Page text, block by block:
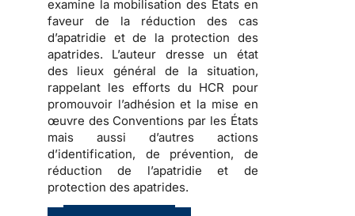
examine la mobilisation des États en
faveur de la réduction des cas
d’apatridie et de la protection des
apatrides. L’auteur dresse un état
des lieux général de la situation,
rappelant les efforts du HCR pour
promouvoir l’adhésion et la mise en
œuvre des Conventions par les États
mais aussi d’autres actions
d’identification, de prévention, de
réduction de l’apatridie et de
protection des apatrides.